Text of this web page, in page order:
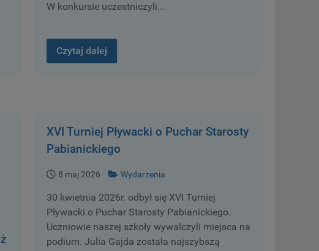
W konkursie uczestniczyli...
Czytaj dalej
XVI Turniej Pływacki o Puchar Starosty
Pabianickiego
8 maj 2026 Wydarzenia
30 kwietnia 2026r. odbył się XVI Turniej
Pływacki o Puchar Starosty Pabianickiego.
Uczniowie naszej szkoły wywalczyli miejsca na
podium. Julia Gajda została najszybszą